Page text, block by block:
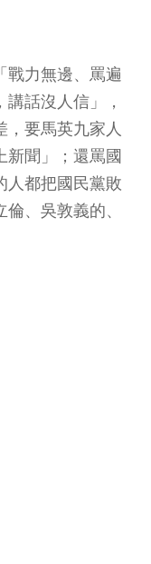
戰力無邊、罵遍
話沒人信」，
，要馬英九家人
新聞」；還罵國
人都把國民黨敗
、吳敦義的、